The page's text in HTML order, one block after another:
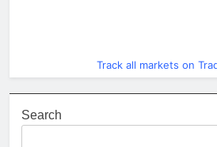
Track all markets on
Search